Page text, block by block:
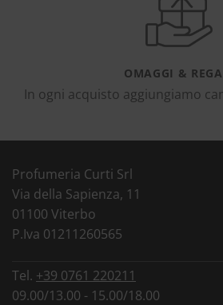
OMAGGI &
In ogni acquisto aggiungiamo
Profumeria Curti Srl
Via della Sapienza, 11
01100 Viterbo
P.Iva 01211260565
Tel. +39 0761 220211
09.00/13.00 - 15.00/18.00